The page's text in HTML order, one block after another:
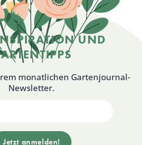
UND
monatlichen Gartenjournal-
Newsletter.